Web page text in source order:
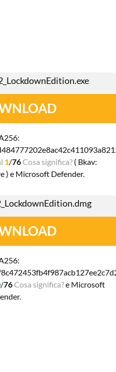
1/76Cosa significa?( Bkav:
) e Microsoft Defender.
/76Cosa significa?e Microsoft